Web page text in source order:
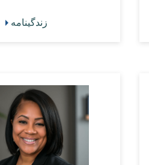
زندگینامه